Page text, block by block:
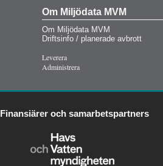
Om Miljödata MVM
Om Miljödata MVM
Driftsinfo / planerade avbrott
Leverera
Administrera
Finansiärer och samarbetspartners